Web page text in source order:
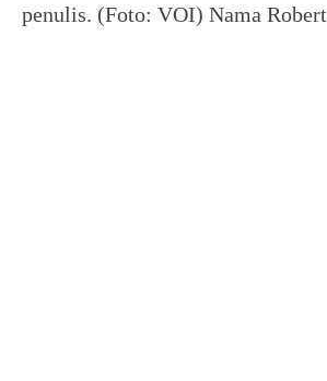
penulis. (Foto: VOI) Nama Robert